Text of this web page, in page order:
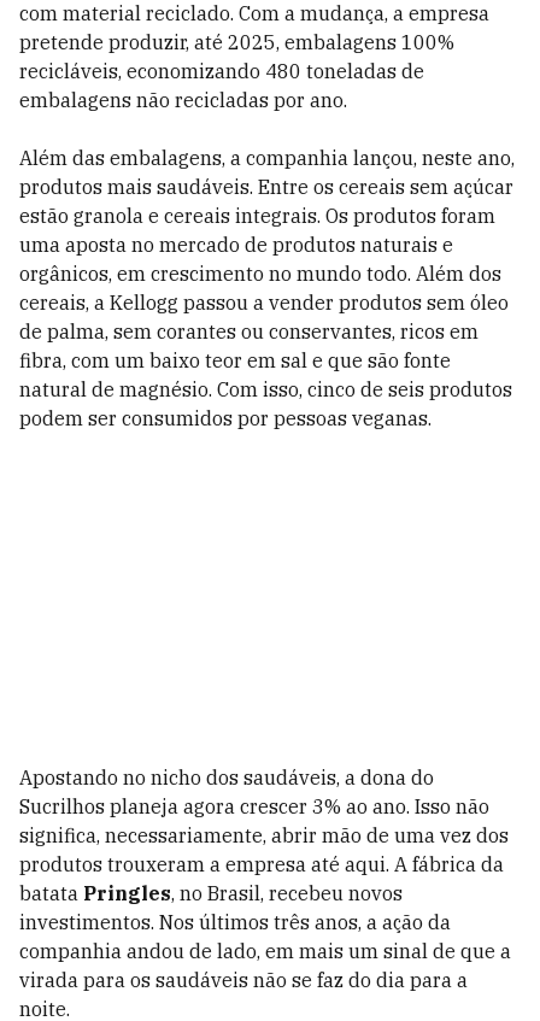
com material reciclado. Com a mudança, a empresa
pretende produzir, até 2025, embalagens 100%
recicláveis, economizando 480 toneladas de
embalagens não recicladas por ano.
Além das embalagens, a companhia lançou, neste ano,
produtos mais saudáveis. Entre os cereais sem açúcar
estão granola e cereais integrais. Os produtos foram
uma aposta no mercado de produtos naturais e
orgânicos, em crescimento no mundo todo. Além dos
cereais, a Kellogg passou a vender produtos sem óleo
de palma, sem corantes ou conservantes, ricos em
fibra, com um baixo teor em sal e que são fonte
natural de magnésio. Com isso, cinco de seis produtos
podem ser consumidos por pessoas veganas.
Apostando no nicho dos saudáveis, a dona do
Sucrilhos planeja agora crescer 3% ao ano. Isso não
significa, necessariamente, abrir mão de uma vez dos
produtos trouxeram a empresa até aqui. A fábrica da
batata Pringles, no Brasil, recebeu novos
investimentos. Nos últimos três anos, a ação da
companhia andou de lado, em mais um sinal de que a
virada para os saudáveis não se faz do dia para a
noite.